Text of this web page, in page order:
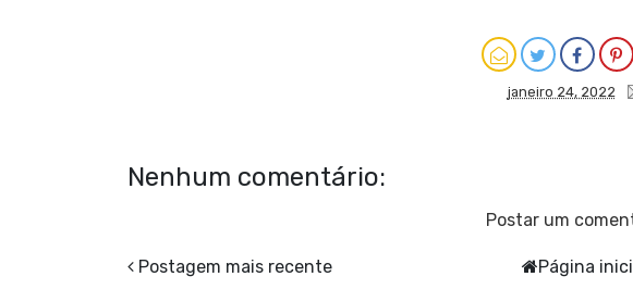
janeiro 24, 2022
Nenhum comentário:
Postar um
Postagem mais recente Página